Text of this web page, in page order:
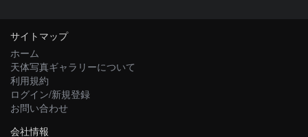
サイトマップ
ホーム
天体写真ギャラリーについて
利用規約
ログイン/新規登録
お問い合わせ
会社情報